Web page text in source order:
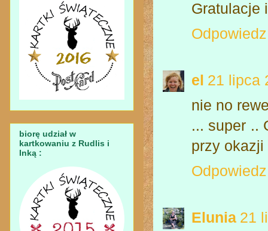
Gratulacje
Odpowiedz
el 21 lipca
nie no
... super ..
przy okazji
Odpowiedz
Elunia 21
biorę udział w
kartkowaniu z Rudlis i
Inką :